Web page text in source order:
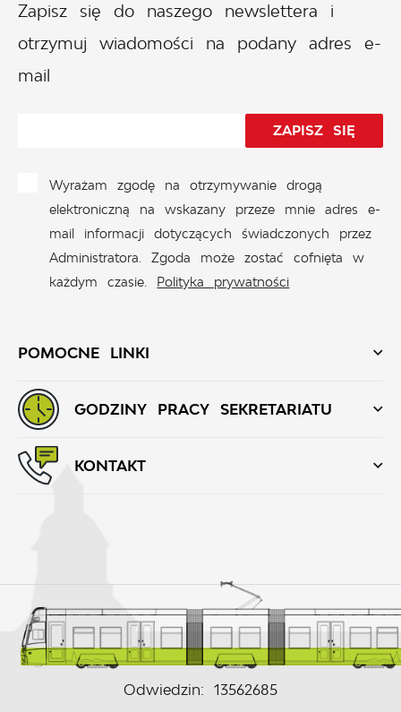
POMOCNE LINKI
Zapisz się do naszego newslettera i
otrzymuj wiadomości na podany adres e-
mail
Wyrażam zgodę na otrzymywanie drogą
elektroniczną na wskazany przeze mnie adres e-
mail informacji dotyczących świadczonych przez
Administratora. Zgoda może zostać cofnięta w
każdym czasie. Polityka prywatności
GODZINY PRACY SEKRETARIATU
KONTAKT
Odwiedzin: 13562685